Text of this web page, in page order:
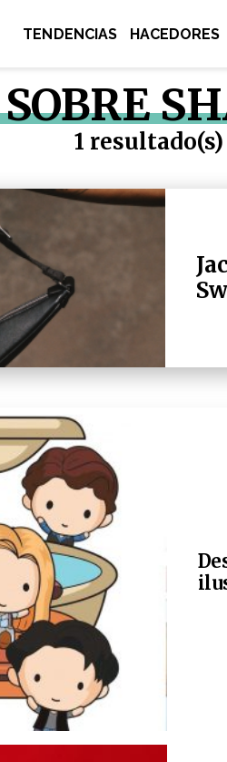
TENDENCIAS HACEDORES
1